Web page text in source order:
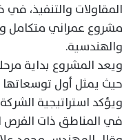
المقاولات والتنفيذ،
مشروع عمراني متكامل
والهندسية.
ويعد المشروع بداية
حيث يمثل أول توسعاتها
ويؤكد استراتيجية
في المناطق ذات الفرص